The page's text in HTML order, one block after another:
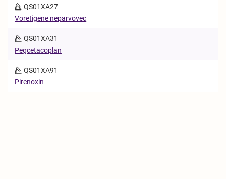
QS01XA27
Voretigene neparvovec
QS01XA31
Pegcetacoplan
QS01XA91
Pirenoxin